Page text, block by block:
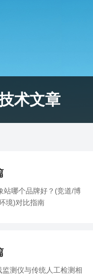
术文章
站哪个品牌好？(竞道/博
境)对比指南
监测仪与传统人工检测相